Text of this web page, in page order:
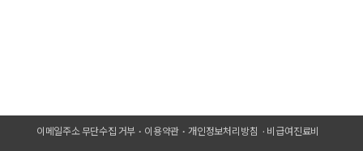
이메일주소 무단수집 거부 이용약관 개인정보처리방침 비급여진료비